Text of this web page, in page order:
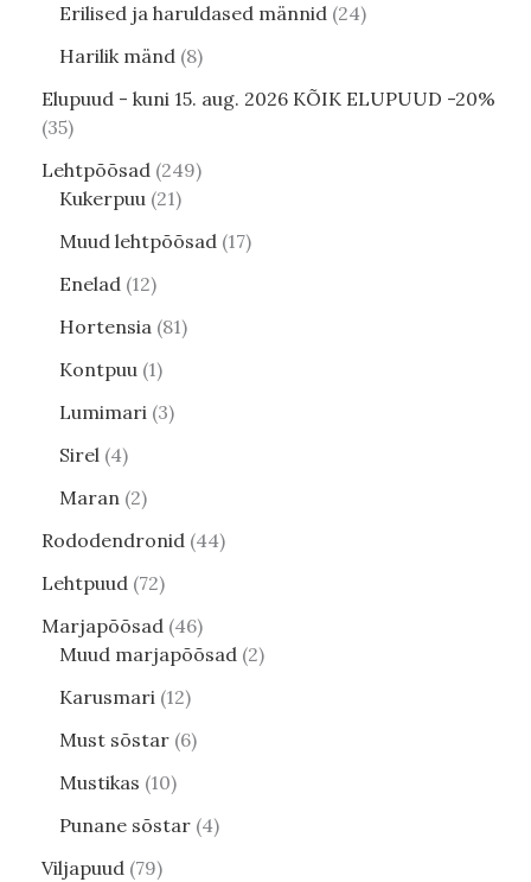
Erilised ja haruldased männid 24
Harilik mänd 8
Elupuud - kuni 15. aug. 2026 KÕIK ELUPUUD -20%
35
Lehtpõõsad 249
Kukerpuu 21
Muud lehtpõõsad 17
Enelad 12
Hortensia 81
Kontpuu 1
Lumimari 3
Sirel 4
Maran 2
Rododendronid 44
Lehtpuud 72
Marjapõõsad 46
Muud marjapõõsad 2
Karusmari 12
Must sõstar 6
Mustikas 10
Punane sõstar 4
Viljapuud 79